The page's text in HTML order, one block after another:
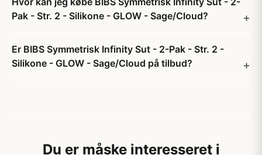
Pak - Str. 2 - Silikone - GLOW - Sage/Cloud?
Er BIBS Symmetrisk Infinity Sut - 2-Pak - Str. 2 -
Silikone - GLOW - Sage/Cloud på tilbud?
Du er måske interesseret i